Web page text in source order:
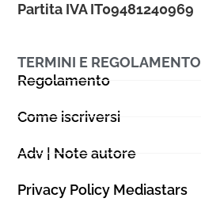
Partita IVA IT09481240969
TERMINI E REGOLAMENTO
Regolamento
Come iscriversi
Adv | Note autore
Privacy Policy Mediastars